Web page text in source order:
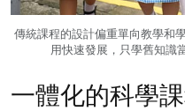
傳統課程的設計偏重單向教學和
用快速發展，只學舊知識
一體化的科學